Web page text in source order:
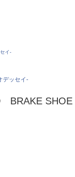
イ-
デッセイ-
BRAKE SHOE